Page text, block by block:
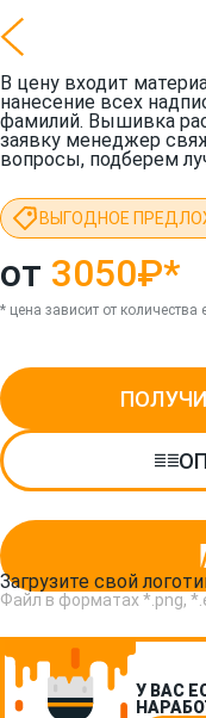
В цену входит
нанесение всех
фамилий. Вышивка
заявку менеджер
вопросы, подберем
ВЫГОДНОЕ
от 3050₽*
* цена зависит от количества
Загрузите свой
Файл в форматах *.png,
У ВАС